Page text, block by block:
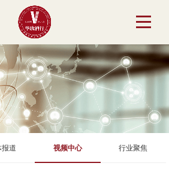
报道 视频中心 行业聚焦